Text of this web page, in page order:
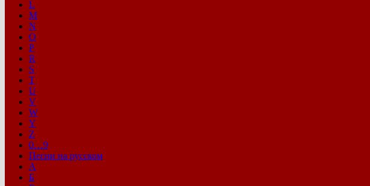
L
M
N
O
P
R
S
T
U
V
W
Y
Z
0…9
Песни на русском
А
Б